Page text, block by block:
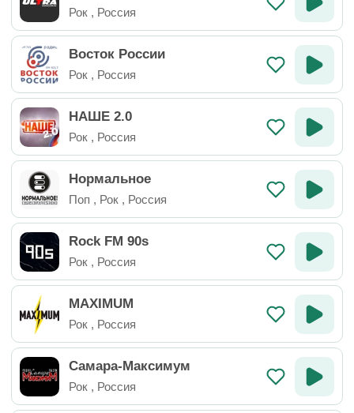
Рок , Россия
Восток России
Рок , Россия
НАШЕ 2.0
Рок , Россия
Нормальное
Поп , Рок , Россия
Rock FM 90s
Рок , Россия
MAXIMUM
Рок , Россия
Самара-Максимум
Рок , Россия